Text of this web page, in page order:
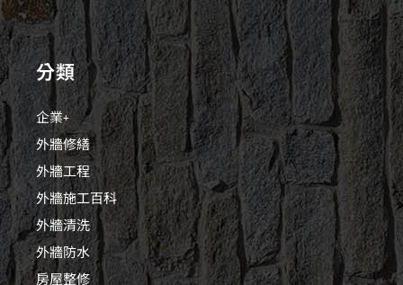
分類
企業+
外牆修繕
外牆工程
外牆施工百科
外牆清洗
外牆防水
房屋整修